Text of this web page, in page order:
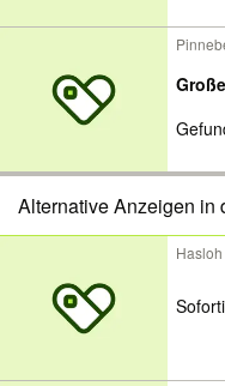
Alternative Anzeigen in
Hasloh